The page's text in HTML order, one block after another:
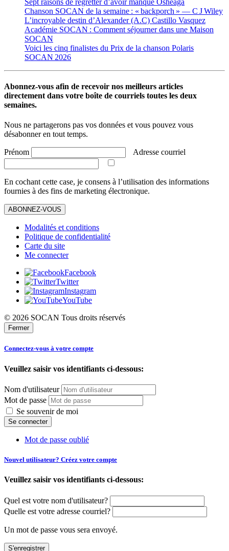
Chanson SOCAN de la semaine : « backporch » — C J Wiley
L’incroyable destin d’Alexander (A.C) Castillo Vasquez
Académie SOCAN : Comment séjourner dans une Maison
SOCAN
Voici les cinq finalistes du Prix de la chanson Polaris
SOCAN 2026
Abonnez-vous afin de recevoir nos meilleurs articles
directement dans votre boîte de courriels toutes les deux
semaines.
Nous ne partagerons pas vos données et vous pouvez vous
désabonner en tout temps.
Prénom Adresse courriel
En cochant cette case, je consens à l’utilisation des informations
fournies à des fins de marketing électronique.
ABONNEZ-VOUS
Modalités et conditions
Politique de confidentialité
Carte du site
Me connecter
Facebook
Twitter
Instagram
YouTube
© 2026 SOCAN Tous droits réservés
Fermer
Connectez-vous à votre compte
Veuillez saisir vos identifiants ci-dessous:
Nom d'utilisateur
Mot de passe
Se souvenir de moi
Mot de passe oublié
Nouvel utilisateur? Créez votre compte
Veuillez saisir vos identifiants ci-dessous:
Quel est votre nom d'utilisateur?
Quelle est votre adresse courriel?
Un mot de passe vous sera envoyé.